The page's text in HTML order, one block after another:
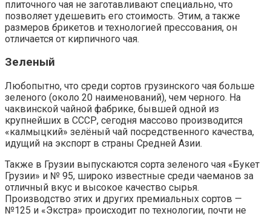
плиточного чая не заготавливают специально, что
позволяет удешевить его стоимость. Этим, а также
размеров брикетов и технологией прессования, он
отличается от кирпичного чая.
Зеленый
Любопытно, что среди сортов грузинского чая больше
зеленого (около 20 наименований), чем черного. На
чаквинской чайной фабрике, бывшей одной из
крупнейших в СССР, сегодня массово производится
«калмыцкий» зелёный чай посредственного качества,
идущий на экспорт в страны Средней Азии.
Также в Грузии выпускаются сорта зеленого чая «Букет
Грузии» и № 95, широко известные среди чаеманов за
отличный вкус и высокое качество сырья.
Производство этих и других премиальных сортов —
№125 и «Экстра» происходит по технологии, почти не